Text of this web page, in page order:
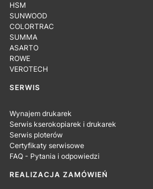
HSM
SUNWOOD
COLORTRAC
SUMMA
ASARTO
ROWE
VEROTECH
SERWIS
Wynajem drukarek
Serwis kserokopiarek i drukarek
Serwis ploterów
Certyfikaty serwisowe
FAQ - Pytania i odpowiedzi
REALIZACJA ZAMÓWIEŃ